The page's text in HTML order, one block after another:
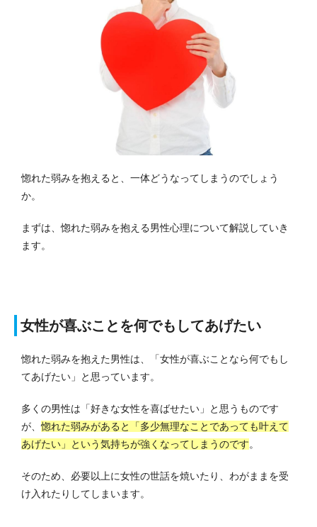
惚れた弱みを抱えると、一体どうなってしまうのでしょう
か。
まずは、惚れた弱みを抱える男性心理について解説していき
ます。
女性が喜ぶことを何でもしてあげたい
惚れた弱みを抱えた男性は、「女性が喜ぶことなら何でもし
てあげたい」と思っています。
多くの男性は「好きな女性を喜ばせたい」と思うものです
が、惚れた弱みがあると「多少無理なことであっても叶えて
あげたい」という気持ちが強くなってしまうのです。
そのため、必要以上に女性の世話を焼いたり、わがままを受
け入れたりしてしまいます。